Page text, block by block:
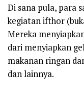
Di sana pula, para
kegiatan ifthor
Mereka
dari menyiapkan
makanan ringan
dan lainnya.